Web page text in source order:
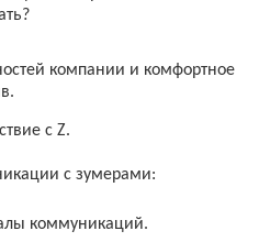
компании и комфортное
с Z.
с зумерами:
коммуникаций.